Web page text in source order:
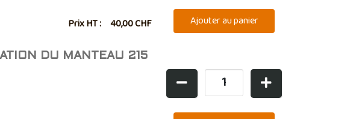
Prix HT : 40,00 CHF
DU MANTEAU 215